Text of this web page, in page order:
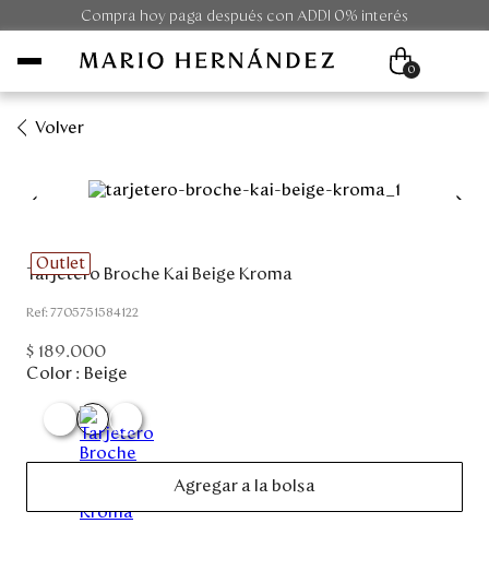
Compra hoy paga después con ADDI 0% interés
Unisex
Outlet
Disney
0
Volver
Outlet
Tarjetero Broche Kai Beige Kroma
:7705751584122
$ 189.000
Color : Beige
Agregar a la bolsa